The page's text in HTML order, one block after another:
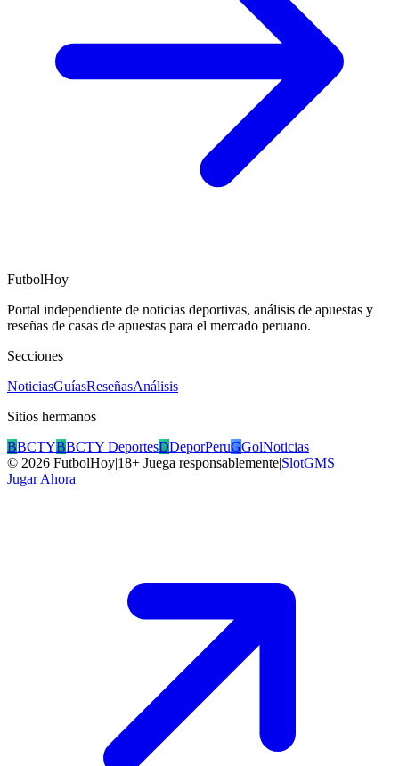
FutbolHoy
Portal independiente de noticias deportivas, análisis de apuestas y
reseñas de casas de apuestas para el mercado peruano.
Secciones
NoticiasGuíasReseñasAnálisis
Sitios hermanos
BBCTYBBCTY DeportesDDeporPeruGGolNoticias
© 2026 FutbolHoy|18+ Juega responsablemente|SlotGMS
Jugar Ahora